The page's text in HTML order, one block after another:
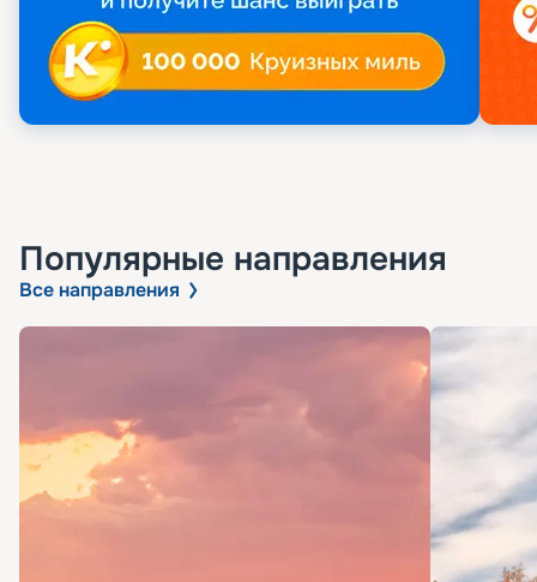
Популярные направления
Все направления